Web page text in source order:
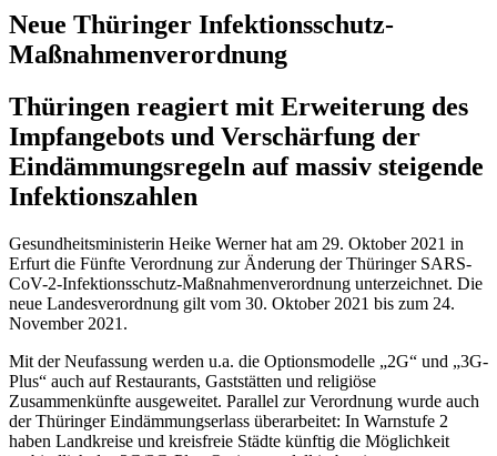
Neue Thüringer Infektionsschutz-
Maßnahmenverordnung
Thüringen reagiert mit Erweiterung des
Impfangebots und Verschärfung der
Eindämmungsregeln auf massiv steigende
Infektionszahlen
Gesundheitsministerin Heike Werner hat am 29. Oktober 2021 in
Erfurt die Fünfte Verordnung zur Änderung der Thüringer SARS-
CoV-2-Infektionsschutz-Maßnahmenverordnung unterzeichnet. Die
neue Landesverordnung gilt vom 30. Oktober 2021 bis zum 24.
November 2021.
Mit der Neufassung werden u.a. die Optionsmodelle „2G“ und „3G-
Plus“ auch auf Restaurants, Gaststätten und religiöse
Zusammenkünfte ausgeweitet. Parallel zur Verordnung wurde auch
der Thüringer Eindämmungserlass überarbeitet: In Warnstufe 2
haben Landkreise und kreisfreie Städte künftig die Möglichkeit